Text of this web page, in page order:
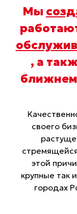
Мы
, а
своего
этой
крупные так
городах